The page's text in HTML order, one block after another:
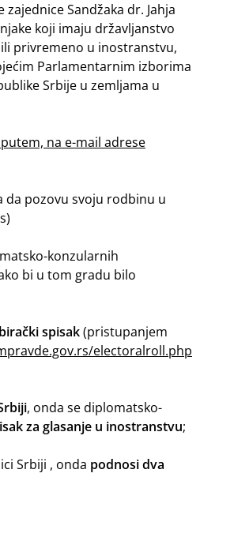
Sandžaka dr. Jahja
koji imaju državljanstvo
privremeno u inostranstvu,
Parlamentarnim izborima
Srbije u zemljama u
na e-mail adrese
da pozovu svoju rodbinu u
konzularnih
bi u tom gradu bilo
spisak(pristupanjem
electoralroll.php
, onda se diplomatsko-
za glasanje u inostranstvu;
Srbiji , onda podnosi dva